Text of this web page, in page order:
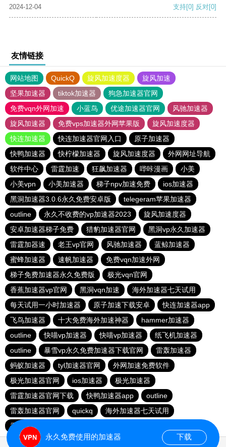
2024-12-04 支持[0] 反对[0]
友情链接
网站地图 QuickQ 旋风加速度器
旋风加速
坚果加速器
tiktok加速器
狗急加速器官网
免费vqn外网加速
小蓝鸟 优途加速器官网
风驰加速器
旋风加速器
免费vps加速器外网苹果版
旋风加速度器
快连加速器
快连加速器官网入口
原子加速器
快鸭加速器
快柠檬加速器 旋风加速度器
外网网址导航
软件中心
雷霆加速 狂飙加速器 哔咔漫画
小美
小美vpn
小美加速器 梯子npv加速免费
ios加速器
黑洞加速器3.0.6永久免费安卓版
telegeram苹果加速器
outline
永久不收费的vp加速器2023
旋风加速度器
安卓加速器梯子免费
猎豹加速器官网
黑洞vp永久加速器
雷霆加器速
老王vp官网 风驰加速器
蓝鲸加速器
蜜蜂加速器
速帆加速器
免费vqn加速外网
梯子免费加速器永久免费版
极光vqn官网
香蕉加速器vp官网
黑洞vqn加速
海外加速器七天试用
每天试用一小时加速器
原子加速下载安卓
快连加速器app
飞鸟加速器
十大免费海外加速神器
hammer加速器
outline
快喵vp加速器 快喵vp加速器
纸飞机加速器
outline
暴雪vp永久免费加速器下载官网
雷轰加速器
蚂蚁加速器
tyl加速器官网
外网加速免费软件
极光加速器官网
ios加速器
极光加速器
雷霆加速器官网下载
快鸭加速器app
outline
雷轰加速器官网
quickq
海外加速器七天试用
香蕉加速器官网
永久免费使用的加速器 下载